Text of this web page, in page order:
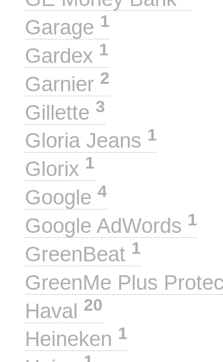
Garage 1
Gardex 1
Garnier 2
Gillette 3
Gloria Jeans 1
Glorix 1
Google 4
Google AdWords 1
GreenBeat 1
GreenMe Plus
Haval 20
Heineken 1